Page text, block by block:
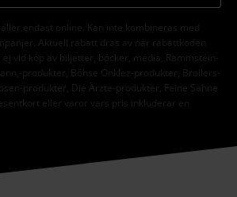
endast online. Kan inte kombineras med
Aktuell rabatt dras av när rabattkoden
vid köp av biljetter, böcker, media, Rammstein-
produkter, Böhse Onklez-produkter, Broilers-
produkter, Die Ärzte-produkter, Feine Sahne
eller varor vars pris inkluderar en